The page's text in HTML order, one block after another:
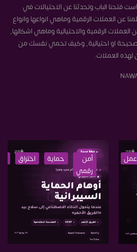
الباب وتحدثنا عن الاحتيالات في
عن العملات الرقمية وماهي انواعها وانواع
العملات الرقمية والاحتيالية وماهي اشكالها,
صحيحة او احتيالية, وكيف تحمي نفسك من
لهذه العملات.
عمل تعليم أمن
رقمي
حماية اختراق